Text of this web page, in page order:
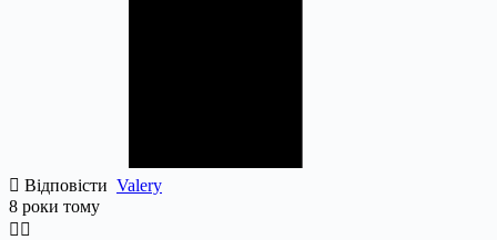
Відповісти Valery
8 роки тому